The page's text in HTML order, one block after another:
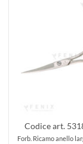
Codice art.
Forb. Ricamo anello